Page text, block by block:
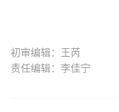
初审编辑：王芮
责任编辑：李佳宁